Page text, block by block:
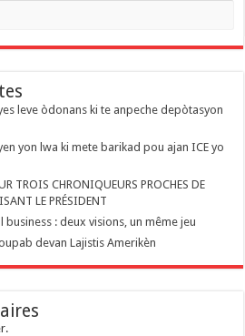
leve òdonans ki te anpeche depòtasyon
yon lwa ki mete barikad pou ajan ICE yo
TROIS CHRONIQUEURS PROCHES DE
LE PRÉSIDENT
: deux visions, un même jeu
devan Lajistis Amerikèn